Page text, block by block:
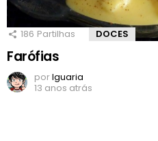
186 Partilhas DOCES
Farófias
porIguaria
13 anos atrás